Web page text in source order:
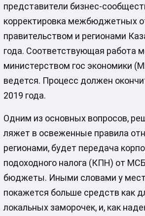
представители бизнес-
корректировка межбюджетных
правительством и регионами
года. Соответствующая работа
министерством гос экономики
ведется. Процесс должен
2019 года.
Одним из основных вопросов,
ляжет в освеженные правила
регионами, будет передача
подоходного налога (КПН) от
бюджеты. Иными словами у
покажется больше средств как
локальных заморочек, и, как